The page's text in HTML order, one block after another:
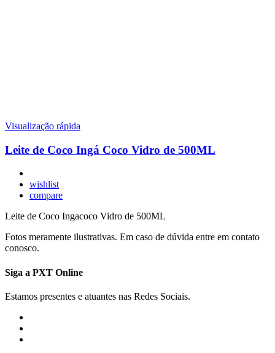
Visualização rápida
Leite de Coco Ingá Coco Vidro de 500ML
wishlist
compare
Leite de Coco Ingacoco Vidro de 500ML
Fotos meramente ilustrativas. Em caso de dúvida entre em contato
conosco.
Siga a PXT Online
Estamos presentes e atuantes nas Redes Sociais.